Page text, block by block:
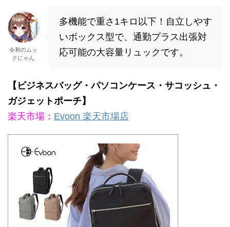
令和のムッ
クにゃん
多機能で重さ1キロ以下！自立しやす
いボックス型で、通勤プラス出張対
応可能の大容量リュックです。
【ビジネスバッグ・パソコンケース・サコッシュ・
ガジェットポーチ】
楽天市場： Evoon 楽天市場店